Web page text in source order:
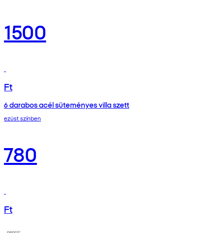
1500
Ft
6 darabos acél süteményes villa szett
ezüst színben
780
Ft